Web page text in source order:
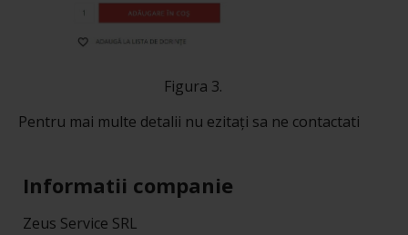
Figura 3.
Pentru mai multe detalii nu ezitați sa ne contactati
Informatii companie
Zeus Service SRL